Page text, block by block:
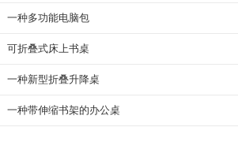
一种多功能电脑包
可折叠式床上书桌
一种新型折叠升降桌
一种带伸缩书架的办公桌